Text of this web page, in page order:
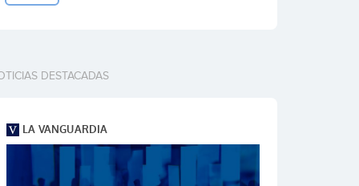
DESTACADAS